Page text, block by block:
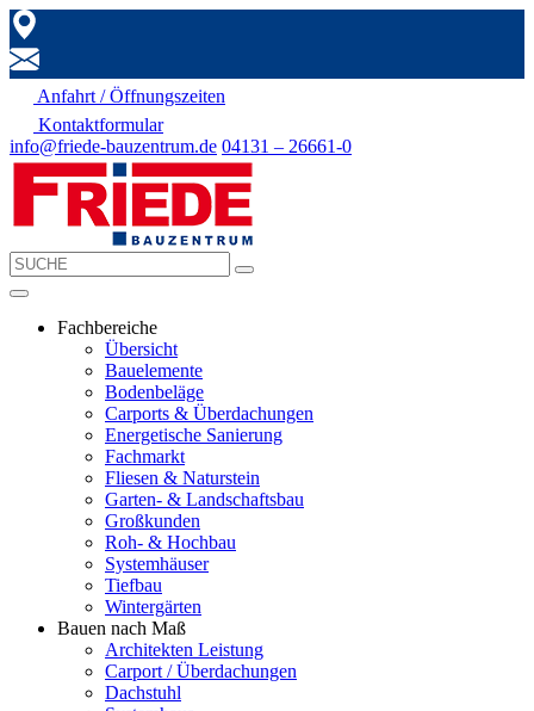
Anfahrt / Öffnungszeiten
Kontaktformular
info@friede-bauzentrum.de 04131 – 26661-0
Fachbereiche
Übersicht
Bauelemente
Bodenbeläge
Carports & Überdachungen
Energetische Sanierung
Fachmarkt
Fliesen & Naturstein
Garten- & Landschaftsbau
Großkunden
Roh- & Hochbau
Systemhäuser
Tiefbau
Wintergärten
Bauen nach Maß
Architekten Leistung
Carport / Überdachungen
Dachstuhl